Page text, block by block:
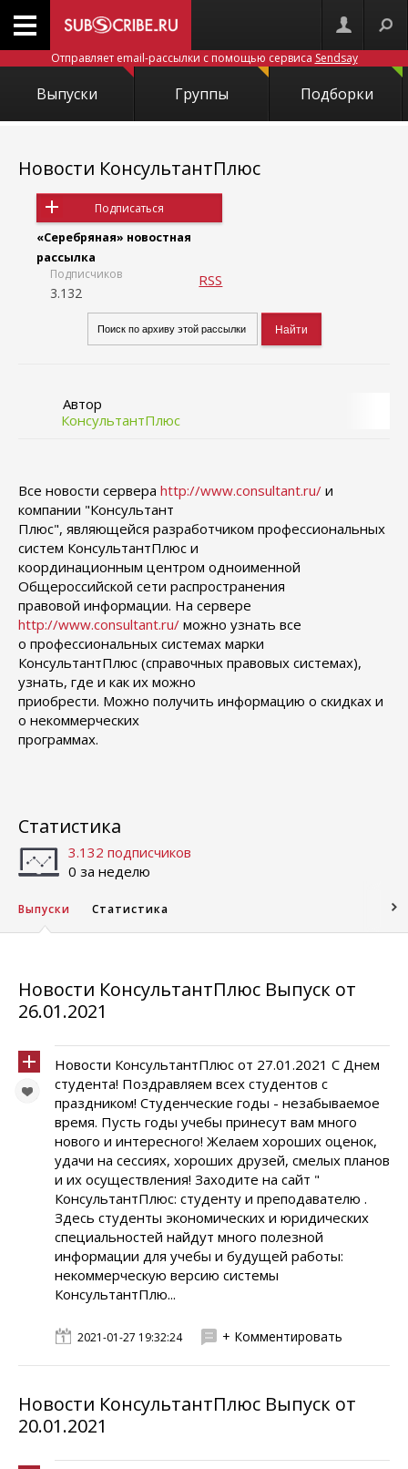
Отправляет email-рассылки с помощью сервиса Sendsay
Выпуски Группы Подборки
Новости КонсультантПлюс
Подписаться
«Серебряная» новостная
рассылка
Подписчиков
3.132
RSS
Автор
КонсультантПлюс
Все новости сервера http://www.consultant.ru/ и
компании "Консультант
Плюс", являющейся разработчиком профессиональных
систем КонсультантПлюс и
координационным центром одноименной
Общероссийской сети распространения
правовой информации. На сервере
http://www.consultant.ru/ можно узнать все
о профессиональных системах марки
КонсультантПлюс (справочных правовых системах),
узнать, где и как их можно
приобрести. Можно получить информацию о скидках и
о некоммерческих
программах.
Статистика
3.132 подписчиков
0 за неделю
Выпуски Статистика
Новости КонсультантПлюс Выпуск от
26.01.2021
Новости КонсультантПлюс от 27.01.2021 С Днем
студента! Поздравляем всех студентов с
праздником! Студенческие годы - незабываемое
время. Пусть годы учебы принесут вам много
нового и интересного! Желаем хороших оценок,
удачи на сессиях, хороших друзей, смелых планов
и их осуществления! Заходите на сайт "
КонсультантПлюс: студенту и преподавателю .
Здесь студенты экономических и юридических
специальностей найдут много полезной
информации для учебы и будущей работы:
некоммерческую версию системы
КонсультантПлю...
2021-01-27 19:32:24 + Комментировать
Новости КонсультантПлюс Выпуск от
20.01.2021